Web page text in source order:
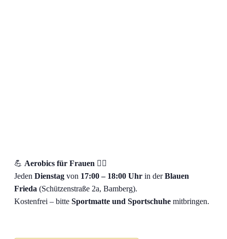
💪 Aerobics für Frauen 🤸‍♀️
Jeden Dienstag von 17:00 – 18:00 Uhr in derBlauen
Frieda (Schützenstraße 2a, Bamberg).
Kostenfrei – bitte Sportmatte und Sportschuhe mitbringen.